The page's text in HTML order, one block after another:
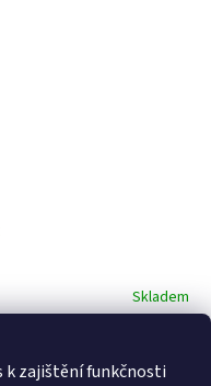
kzajištění funkčnosti
Skladem
Do košíku